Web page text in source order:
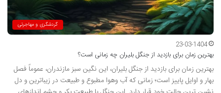
گردشگری و مهاجرتی
23-03-1404
بهترین زمان برای بازدید از جنگل بلیران چه زمانی است؟
بهترین زمان برای بازدید از جنگل بلیران، این نگین سبز مازندران، عموماً فصل
بهار و اوایل پاییز است؛ زمانی که آب وهوا مطبوع و طبیعت در زیباترین و دل